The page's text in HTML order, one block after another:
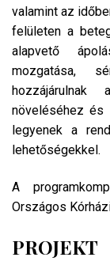
valamint az
felületen a
alapvető
mozgatása,
hozzájárulnak
növeléséhez és
legyenek a
lehetőségekkel.
A
Országos
PROJEKT